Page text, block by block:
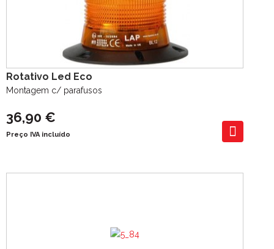
Rotativo Led Eco
Montagem c/ parafusos
36,90 €
Preço IVA incluído